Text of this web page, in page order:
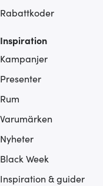
Rabattkoder
Inspiration
Kampanjer
Presenter
Rum
Varumärken
Nyheter
Black Week
Inspiration & guider